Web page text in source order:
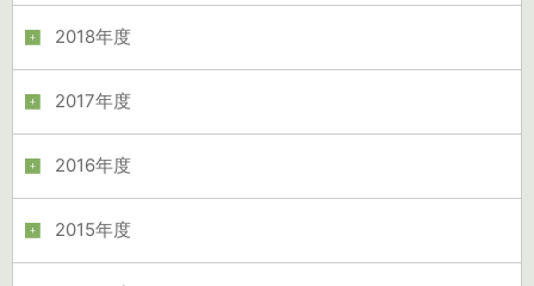
2018年度
2017年度
2016年度
2015年度